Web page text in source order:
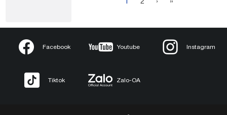
Facebook Youtube Instagram
Tiktok Zalo-OA